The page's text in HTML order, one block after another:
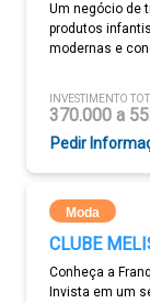
Um negócio de
produtos
modernas e
INVESTIMENTO
370.000 a
Pedir
Moda
CLUBE
Conheça a
Invista em um